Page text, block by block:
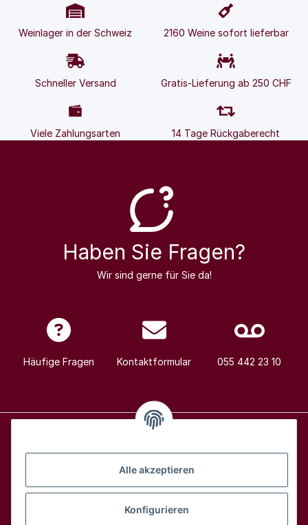
Alle akzeptieren
Konfigurieren
Weinlager in der Schweiz 2160 Weine sofort lieferbar
Schneller Versand Gratis-Lieferung ab 250 CHF
Viele Zahlungsarten 14 Tage Rückgaberecht
Haben Sie Fragen?
Wir sind gerne für Sie da!
Häufige Fragen Kontaktformular 055 442 23 10